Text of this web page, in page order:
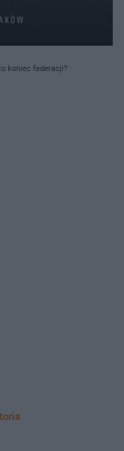
koniec federacji?